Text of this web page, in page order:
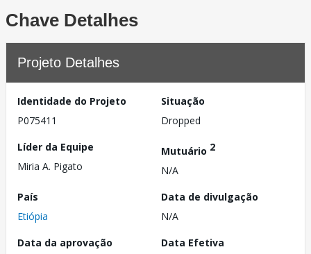
Chave Detalhes
Projeto Detalhes
Identidade do Projeto
P075411
Situação
Dropped
Líder da Equipe
Miria A. Pigato
Mutuário 2
N/A
País
Etiópia
Data de divulgação
N/A
Data da aprovação
Data Efetiva